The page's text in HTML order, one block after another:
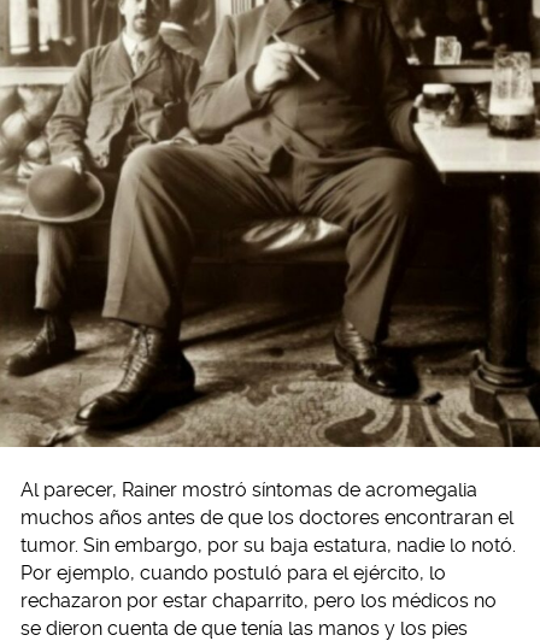
Al parecer, Rainer mostró síntomas de acromegalia
muchos años antes de que los doctores encontraran el
tumor. Sin embargo, por su baja estatura, nadie lo notó.
Por ejemplo, cuando postuló para el ejército, lo
rechazaron por estar chaparrito, pero los médicos no
se dieron cuenta de que tenía las manos y los pies